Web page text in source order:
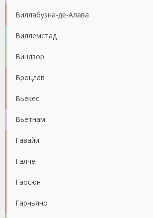
Виллабуэна-де-Алава
Виллемстад
Виндзор
Вроцлав
Вьекес
Вьетнам
Гавайи
Галче
Гаосюн
Гарньяно